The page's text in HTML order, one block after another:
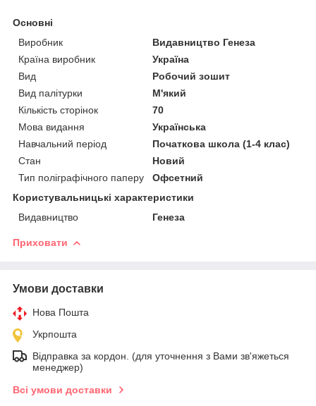
Основні
Виробник
Видавництво Генеза
Країна виробник
Україна
Вид
Робочий зошит
Вид палітурки
М'який
Кількість сторінок
70
Мова видання
Українська
Навчальний період
Початкова школа (1-4 клас)
Стан
Новий
Тип поліграфічного паперу
Офсетний
Користувальницькі характеристики
Видавництво
Генеза
Приховати
Умови доставки
Нова Пошта
Укрпошта
Відправка за кордон. (для уточнення з Вами зв'яжеться
менеджер)
Всі умови доставки